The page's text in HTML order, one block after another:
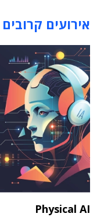
אירועים קרובים
Physical AI